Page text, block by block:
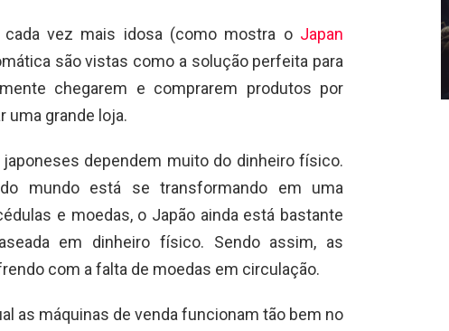
vez mais idosa (como mostra o Japan
são vistas como a solução perfeita para
chegarem e comprarem produtos por
uma grande loja.
dependem muito do dinheiro físico.
mundo está se transformando em uma
e moedas, o Japão ainda está bastante
em dinheiro físico. Sendo assim, as
com a falta de moedas em circulação.
as máquinas de venda funcionam tão bem no